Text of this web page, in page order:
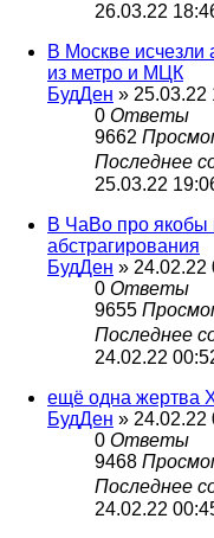
26.03.22
В Москве исчезли
из метро и МЦК
БудДен » 25.03.22
0 Ответы
9662
Последнее
25.03.22
В ЧаВо про якобы
абстрагирования
БудДен » 24.02.22
0 Ответы
9655
Последнее
24.02.22
ещё одна жертва
БудДен » 24.02.22
0 Ответы
9468
Последнее
24.02.22